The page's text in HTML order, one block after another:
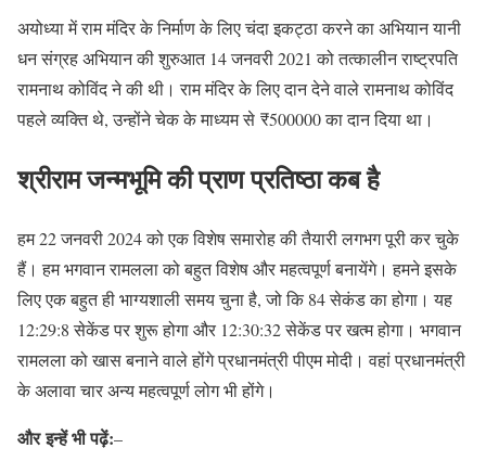
अयोध्या में राम मंदिर के निर्माण के लिए चंदा इकट्ठा करने का अभियान यानी
धन संग्रह अभियान की शुरुआत 14 जनवरी 2021 को तत्कालीन राष्ट्रपति
रामनाथ कोविंद ने की थी। राम मंदिर के लिए दान देने वाले रामनाथ कोविंद
पहले व्यक्ति थे, उन्होंने चेक के माध्यम से ₹500000 का दान दिया था।
श्रीराम जन्मभूमि की प्राण प्रतिष्ठा कब है
हम 22 जनवरी 2024 को एक विशेष समारोह की तैयारी लगभग पूरी कर चुके
हैं। हम भगवान रामलला को बहुत विशेष और महत्वपूर्ण बनायेंगे। हमने इसके
लिए एक बहुत ही भाग्यशाली समय चुना है, जो कि 84 सेकंड का होगा। यह
12:29:8 सेकेंड पर शुरू होगा और 12:30:32 सेकेंड पर खत्म होगा। भगवान
रामलला को खास बनाने वाले होंगे प्रधानमंत्री पीएम मोदी। वहां प्रधानमंत्री
के अलावा चार अन्य महत्वपूर्ण लोग भी होंगे।
और इन्हें भी पढ़ें:–